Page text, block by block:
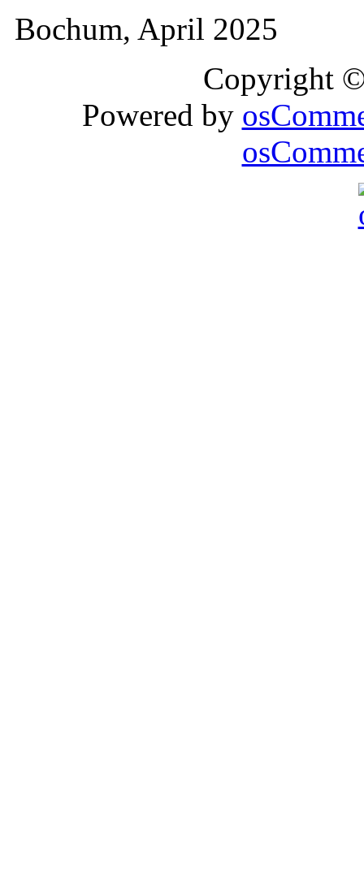
Bochum, April 2025
Copyright
Powered by